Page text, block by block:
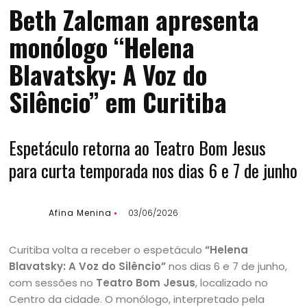
Beth Zalcman apresenta
monólogo “Helena
Blavatsky: A Voz do
Silêncio” em Curitiba
Espetáculo retorna ao Teatro Bom Jesus
para curta temporada nos dias 6 e 7 de junho
Afina Menina 03/06/2026
Curitiba volta a receber o espetáculo“Helena
Blavatsky: A Voz do Silêncio”nos dias 6 e 7 de junho,
com sessões no Teatro Bom Jesus, localizado no
Centro da cidade. O monólogo, interpretado pela